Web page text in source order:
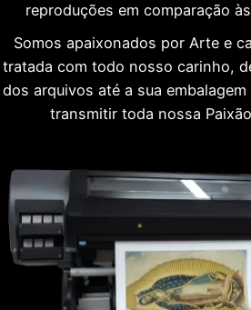
reproduções em comparação
Somos apaixonados por Arte e
tratada com todo nosso carinho,
dos arquivos até a sua
transmitir toda nossa